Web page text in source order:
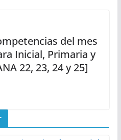
del mes
Inicial, Primaria y
22, 23, 24 y 25]